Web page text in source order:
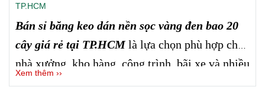
TP.HCM
Bán sỉ băng keo dán nền sọc vàng đen bao 20
cây giá rẻ tại TP.HCMlà lựa chọn phù hợp cho
nhà xưởng, kho hàng, công trình, bãi xe và nhiều
Xem thêm ››